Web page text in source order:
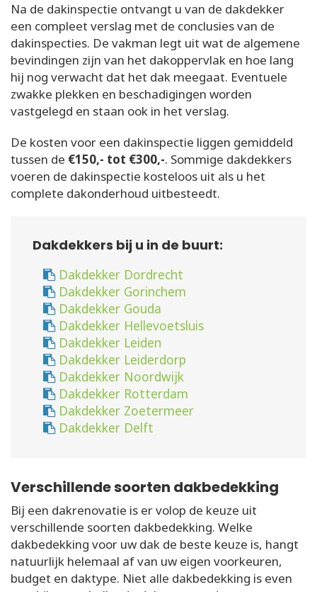
Na de dakinspectie ontvangt u van de dakdekker
een compleet verslag met de conclusies van de
dakinspecties. De vakman legt uit wat de algemene
bevindingen zijn van het dakoppervlak en hoe lang
hij nog verwacht dat het dak meegaat. Eventuele
zwakke plekken en beschadigingen worden
vastgelegd en staan ook in het verslag.
De kosten voor een dakinspectie liggen gemiddeld
tussen de €150,- tot €300,-. Sommige dakdekkers
voeren de dakinspectie kosteloos uit als u het
complete dakonderhoud uitbesteedt.
Dakdekkers bij u in de buurt:
Dakdekker Dordrecht
Dakdekker Gorinchem
Dakdekker Gouda
Dakdekker Hellevoetsluis
Dakdekker Leiden
Dakdekker Leiderdorp
Dakdekker Noordwijk
Dakdekker Rotterdam
Dakdekker Zoetermeer
Dakdekker Delft
Verschillende soorten dakbedekking
Bij een dakrenovatie is er volop de keuze uit
verschillende soorten dakbedekking. Welke
dakbedekking voor uw dak de beste keuze is, hangt
natuurlijk helemaal af van uw eigen voorkeuren,
budget en daktype. Niet alle dakbedekking is even